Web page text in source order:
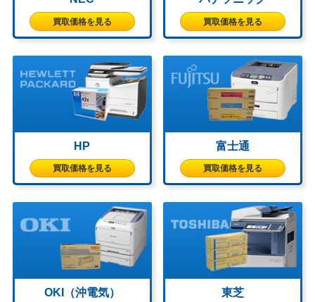
買取価格を見る 買取価格を見る
HP
買取価格を見る
富士通
買取価格を見る
OKI（沖電気） 東芝